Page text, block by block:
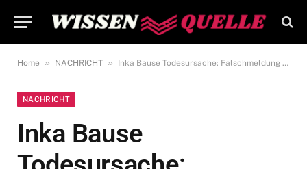
Home » NACHRICHT » Inka Bause Todesursache: Falschmeldung widerlegt – Karriere läuft weiter
NACHRICHT
Inka Bause